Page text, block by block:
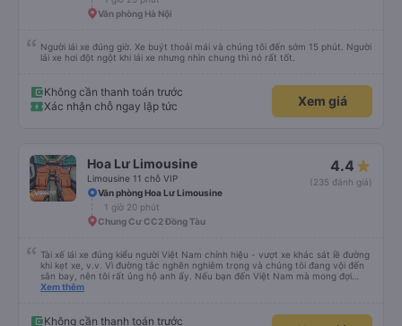
Văn phòng Hà Nội
Người lái xe đúng giờ. Xe buýt thoải mái và chúng tôi đến sớm 15 phút. Người
lái xe hơi đột ngột khi lái xe nhưng nhìn chung thì nó rất tốt.
Không cần thanh toán trước
Xác nhận chỗ ngay lập tức
Xem giá
Hoa Lư Limousine
Limousine 11 chỗ VIP
4.4
(235 đánh giá)
Văn phòng Hoa Lư Limousine
1 giờ 20 phút
Chung Cư CC2 Đồng Tàu
Tài xế lái xe đúng kiểu người Việt Nam chính hiệu - vượt xe khác sát lề đường
khi kẹt xe, v.v. Vì đường tắc nghẽn nghiêm trọng và chúng tôi đang vội đến
sân bay, nên tôi rất ủng hộ anh ấy. Nếu bạn đến Việt Nam mà mong đợi
người ta lái xe như ở châu Âu, thì hãy đến nơi khác.
Xem thêm
Không cần thanh toán trước